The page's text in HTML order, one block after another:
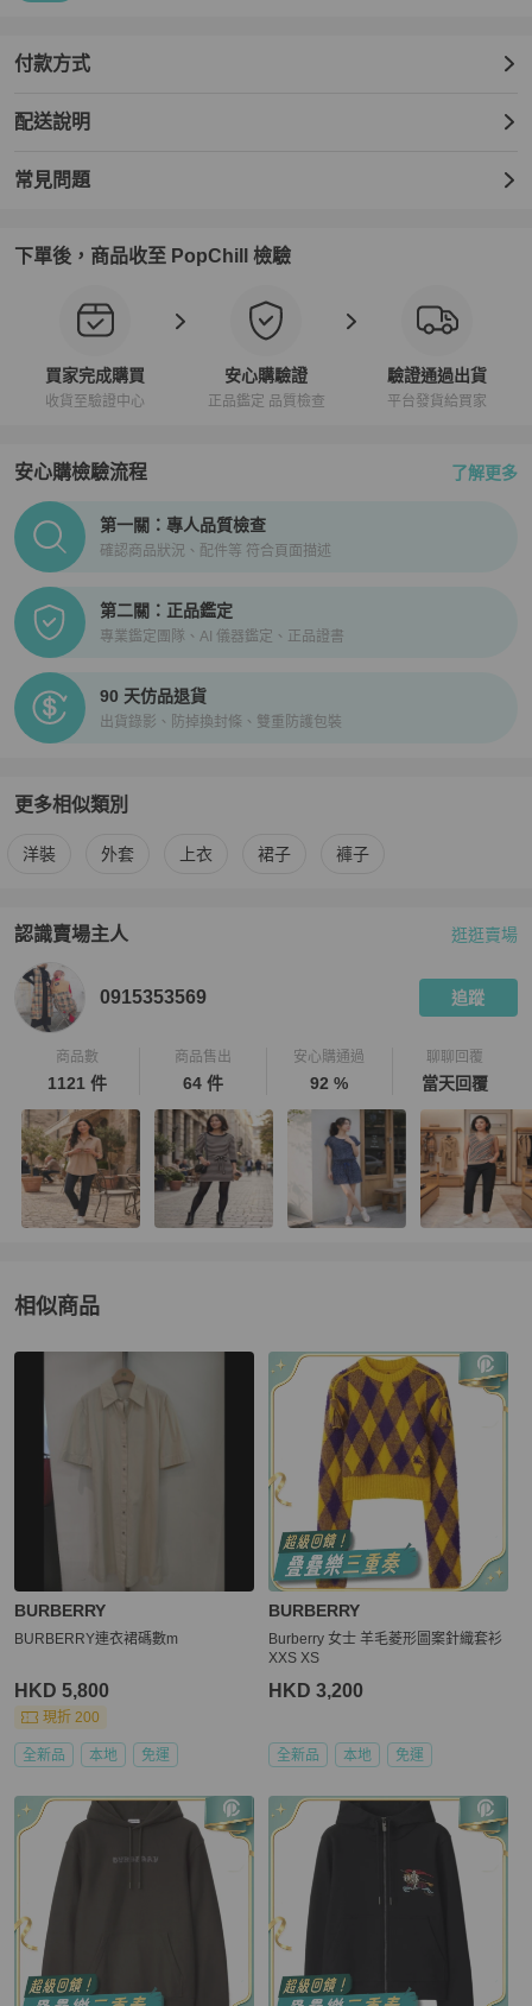
付款方式
配送說明
常見問題
下單後，商品收至 PopChill 檢驗
買家完成購買
收貨至驗證中心
安心購驗證
正品鑑定 品質檢查
驗證通過出貨
平台發貨給買家
安心購檢驗流程 了解更多
PopChill拍拍圈正品驗證、安心購檢驗流程介紹
第一關：專人品質檢查
確認商品狀況、配件等 符合頁面描述
第二關：正品鑑定
專業鑑定團隊、AI 儀器鑑定、正品證書
90 天仿品退貨
出貨錄影、防掉換封條、雙重防護包裝
更多相似類別
更多BURBERRY 相似商品推薦
洋裝 外套 上衣 裙子 褲子
認識賣場主人
PopChill 拍拍圈嚴選賣家
逛逛賣場
0915353569 追蹤
商品數
1121 件
商品售出
64 件
安心購通過
92 %
聊聊回覆
當天回覆
相似商品
更多相似BURBERRY女裝推薦精品
BURBERRY
BURBERRY連衣裙碼數m
HKD 5,800
現折 200
全新品 本地 免運
BURBERRY
Burberry 女士 羊毛菱形圖案針織套衫
XXS XS
HKD 3,200
全新品 本地 免運